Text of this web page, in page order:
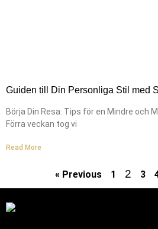
Guiden till Din Personliga Stil med
Börja Din Resa: Tips för en Mindre och
Förra veckan tog vi
Read More
« Previous 1 2 3